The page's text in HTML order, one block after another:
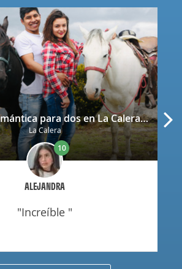
Cabalgata romántica para dos en La Calera con decoración
La Calera
ALEJANDRA
10
"increíble "